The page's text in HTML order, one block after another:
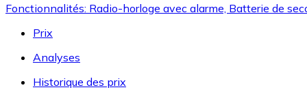
Fonctionnalités: Radio-horloge avec alarme, Batterie de
Prix
Analyses
Historique des prix